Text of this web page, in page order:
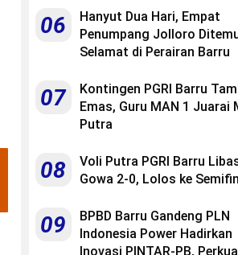
06
Hanyut Dua Hari, Empat
Penumpang Jolloro
Selamat di Perairan Barru
07
Kontingen PGRI Barru
Emas, Guru MAN 1 Juarai
Putra
08
Voli Putra PGRI Barru
Gowa 2-0, Lolos ke
09
BPBD Barru Gandeng PLN
Indonesia Power Hadirkan
Inovasi PINTAR-PB,